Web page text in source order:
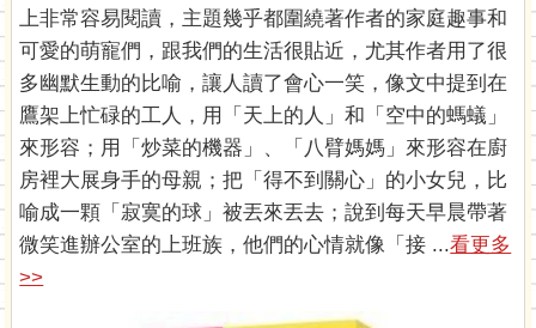
上非常容易閱讀，主題幾乎都圍繞著作者的家庭趣事和
可愛的萌寵們，跟我們的生活很貼近，尤其作者用了很
多幽默生動的比喻，讓人讀了會心一笑，像文中提到在
鷹架上忙碌的工人，用「天上的人」和「空中的螞蟻」
來形容；用「炒菜的機器」、「八臂媽媽」來形容在廚
房裡大展身手的母親；把「得不到關心」的小女兒，比
喻成一顆「寂寞的球」被丟來丟去；說到每天早晨帶著
微笑進辦公室的上班族，他們的心情就像「接 ...看更多
>>